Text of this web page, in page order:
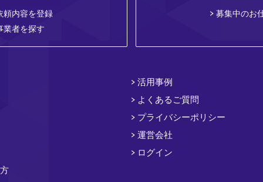
頼内容を登録
業者を探す
募集中のお
活用事例
よくあるご質問
プライバシーポリシー
運営会社
ログイン